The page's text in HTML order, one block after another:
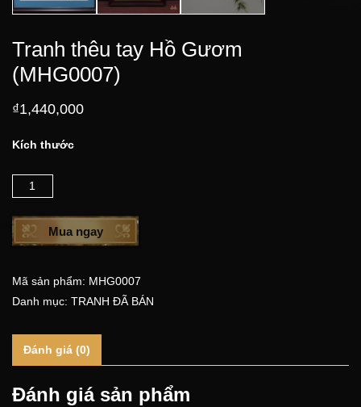
Tranh thêu tay Hồ Gươm
(MHG0007)
₫1,440,000
Kích thước
Số lượng
Mua ngay
Mã sản phẩm: MHG0007
Danh mục: TRANH ĐÃ BÁN
Đánh giá (0)
Đánh giá sản phẩm